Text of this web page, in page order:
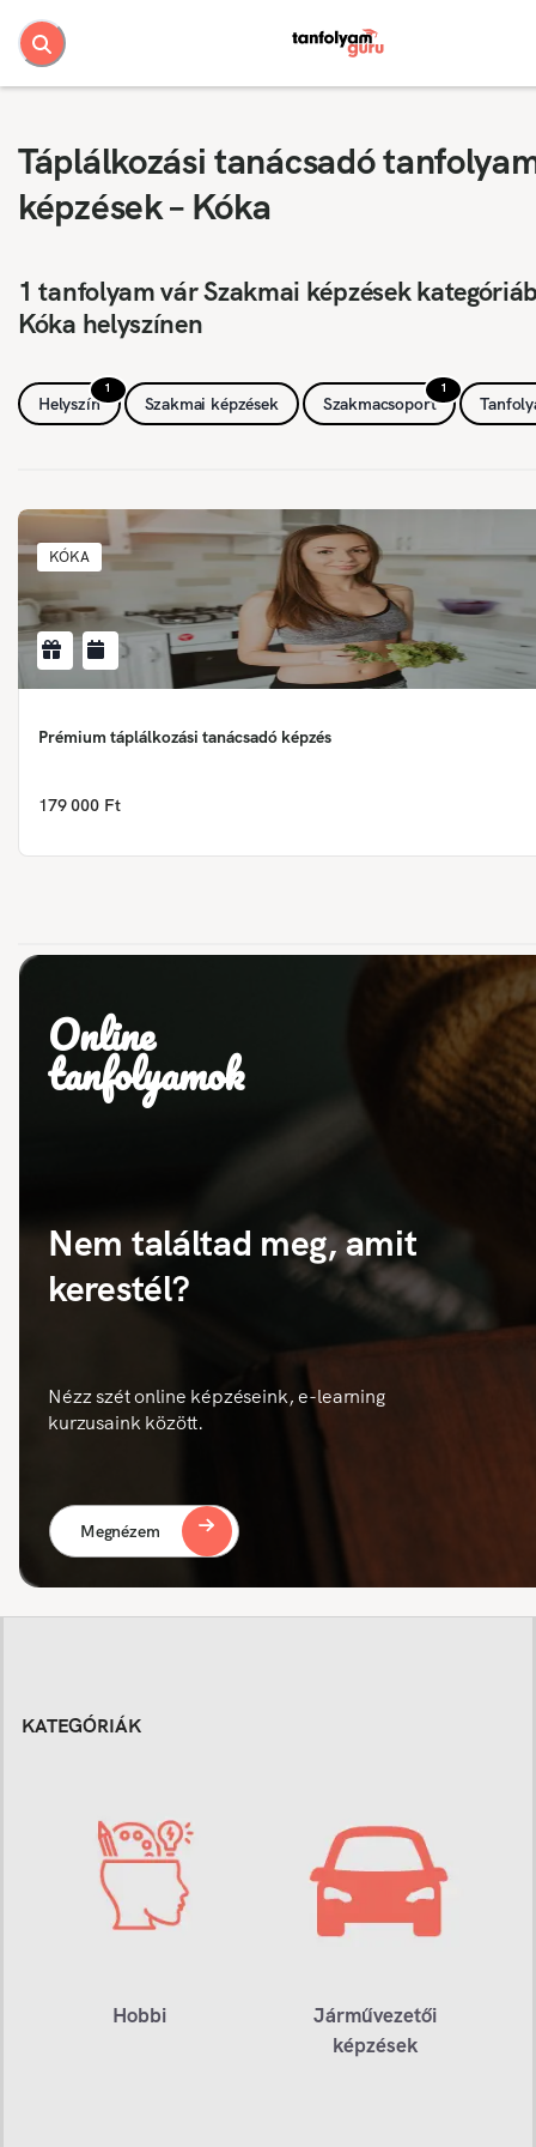
Táplálkozási tanácsadó
képzések – Kóka
1 tanfolyam vár Szakmai képzések
Kóka helyszínen
1
Helyszín Szakmai képzések
1
Szakmacsoport
KÓKA
Prémium táplálkozási tanácsadó képzés
179 000 Ft
Online
tanfolyamok
Nem találtad meg, amit
kerestél?
Nézz szét online képzéseink, e-learning
kurzusaink között.
Megnézem
KATEGÓRIÁK
Hobbi
Járművezetői
képzések